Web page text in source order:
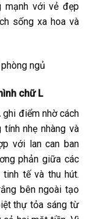
mạnh với vẻ đẹp
sống xa hoa và
chữ L
ghi điểm nhờ cách
nhẹ nhàng và
với lan can ban
phản giữa các
tế và thu hút.
bên ngoài tạo
thự tỏa sáng từ